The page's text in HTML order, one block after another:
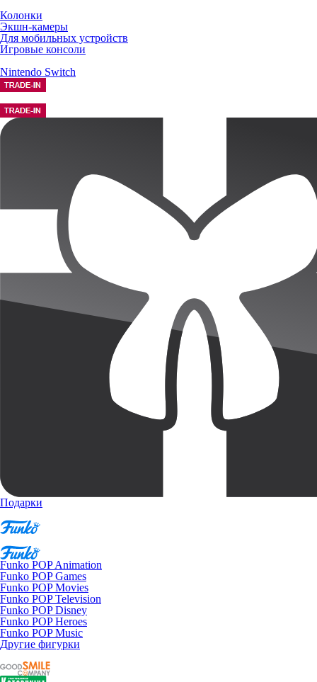
Колонки
Экшн-камеры
Для мобильных устройств
Игровые консоли
Nintendo Switch
Подарки
Funko POP Animation
Funko POP Games
Funko POP Movies
Funko POP Television
Funko POP Disney
Funko POP Heroes
Funko POP Music
Другие фигурки